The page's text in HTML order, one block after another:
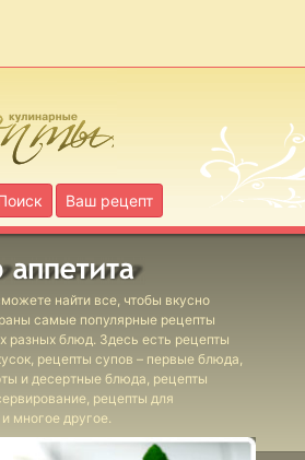
Ваш рецепт
найти все, чтобы вкусно
самые популярные рецепты
разных блюд. Здесь есть рецепты
рецепты супов – первые блюда,
и десертные блюда, рецепты
рецепты для
многое другое.